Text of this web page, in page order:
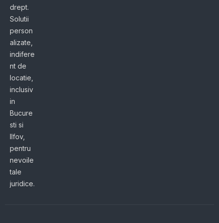
drept.
Solutii
person
alizate,
indifere
nt de
locatie,
inclusiv
in
Bucure
sti si
Ilfov,
pentru
nevoile
tale
juridice.